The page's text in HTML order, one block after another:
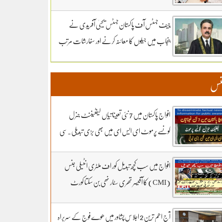
300 روپے دیں مردہ دفنائیں یہ وقت بھی انا تھا
محفوظ بنائیں – دستاویزی معیشت کو اپنائیں۔ ۔
چیف جسٹس آف پاکستان جسٹس یحییٰ آفریدی نے
پنجاب میں جیلوں کا معائنہ کرنے اور سفارشات مرتب
کرنے کیلئے ذیلی کمیٹی تشکیل دے دی
افواج پاکستان میں 7 نئی تعیناتیاں لیفٹیننٹ جنرل
کونسے پرموٹ ای ایس ای میں بھی بڑی تبدیلی۔سی
ڈی اے کھربوں روپے لے کر کونسا آفیسر بھاگا وہ کس کا
فرنٹ مین۔ سہیل رانا لائیو میں
افواج میں سب کچھ تبدیل کور اف ملٹری انٹیلی جنس
(CMI) کا آفیسر تھری سٹار نھی بن سکتا کورٹ
مارشل کے 3 شکریے کون.. بڑی خبر اور تبدیلی کون
سی۔ سہیل رانا لائیو میںآج اھم ترین 2 اجلاس پشاور میں ھوے فوج کے سربراہ